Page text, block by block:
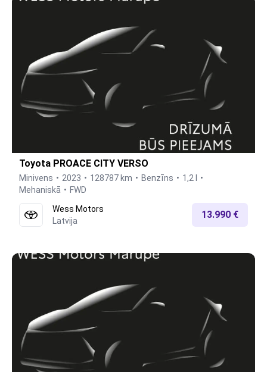
Toyota PROACE CITY VERSO
Minivens 2023 128787 km Benzīns
1,2 l
Mehaniskā
FWD
Wess Motors
Latvija
13.990 €